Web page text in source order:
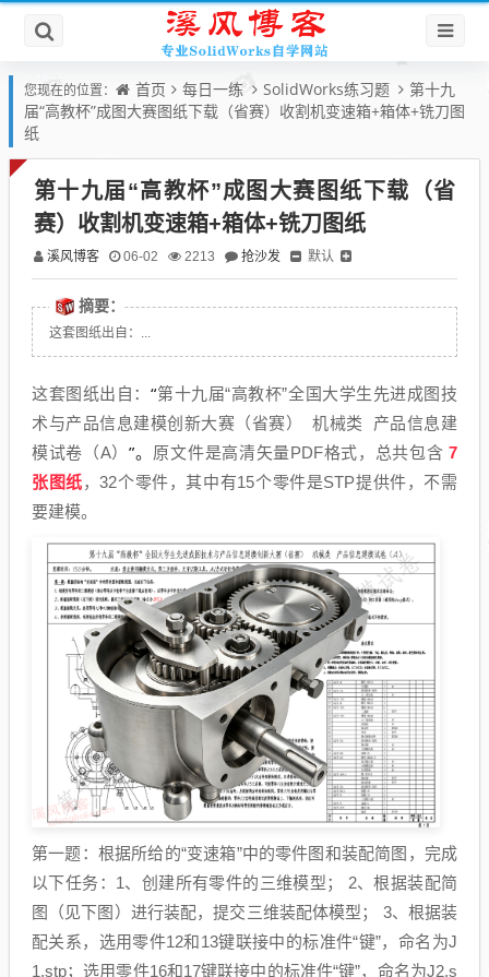
您现在的位置： 首页 每日一练 SolidWorks练习题
第十九
届“高教杯”成图大赛图纸下载（省赛）收割机变速箱+箱体+铣刀图
纸
第十九届“高教杯”成图大赛图纸下载（省
赛）收割机变速箱+箱体+铣刀图纸
溪风博客 06-02 2213 抢沙发 默认
摘要：
这套图纸出自：...
这套图纸出自： “第十九届“高教杯”全国大学生先进成图技
术与产品信息建模创新大赛（省赛） 机械类 产品信息建
模试卷（A）”。 原文件是高清矢量PDF格式，总共包含 7
张图纸，32个零件，其中有15个零件是STP提供件，不需
要建模。
第一题：根据所给的“变速箱”中的零件图和装配简图，完成
以下任务：1、创建所有零件的三维模型； 2、根据装配简
图（见下图）进行装配，提交三维装配体模型； 3、根据装
配关系，选用零件12和13键联接中的标准件“键”，命名为J
1.stp；选用零件16和17键联接中的标准件“键”，命名为J2.s